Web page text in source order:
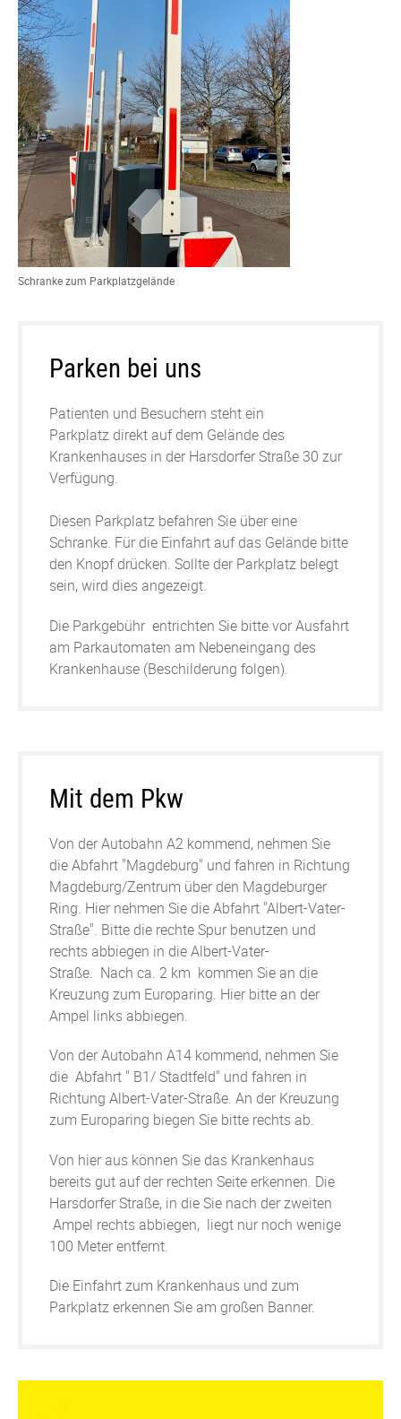
Schranke zum Parkplatzgelände
Parken bei uns
Patienten und Besuchern steht ein
Parkplatz direkt auf dem Gelände des
Krankenhauses in der Harsdorfer Straße 30 zur
Verfügung.
Diesen Parkplatz befahren Sie über eine
Schranke. Für die Einfahrt auf das Gelände bitte
den Knopf drücken. Sollte der Parkplatz belegt
sein, wird dies angezeigt.
Die Parkgebühr entrichten Sie bitte vor Ausfahrt
am Parkautomaten am Nebeneingang des
Krankenhause (Beschilderung folgen).
Mit dem Pkw
Von der Autobahn A2 kommend, nehmen Sie
die Abfahrt "Magdeburg" und fahren in Richtung
Magdeburg/Zentrum über den Magdeburger
Ring. Hier nehmen Sie die Abfahrt "Albert-Vater-
Straße". Bitte die rechte Spur benutzen und
rechts abbiegen in die Albert-Vater-
Straße. Nach ca. 2 km kommen Sie an die
Kreuzung zum Europaring. Hier bitte an der
Ampel links abbiegen.
Von der Autobahn A14 kommend, nehmen Sie
die Abfahrt " B1/ Stadtfeld" und fahren in
Richtung Albert-Vater-Straße. An der Kreuzung
zum Europaring biegen Sie bitte rechts ab.
Von hier aus können Sie das Krankenhaus
bereits gut auf der rechten Seite erkennen. Die
Harsdorfer Straße, in die Sie nach der zweiten
Ampel rechts abbiegen, liegt nur noch wenige
100 Meter entfernt.
Die Einfahrt zum Krankenhaus und zum
Parkplatz erkennen Sie am großen Banner.